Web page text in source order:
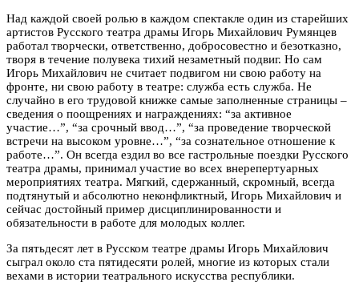
Над каждой своей ролью в каждом спектакле один из старейших
артистов Русского театра драмы Игорь Михайлович Румянцев
работал творчески, ответственно, добросовестно и безотказно,
творя в течение полувека тихий незаметный подвиг. Но сам
Игорь Михайлович не считает подвигом ни свою работу на
фронте, ни свою работу в театре: служба есть служба. Не
случайно в его трудовой книжке самые заполненные страницы –
сведения о поощрениях и награждениях: “за активное
участие…”, “за срочный ввод…”, “за проведение творческой
встречи на высоком уровне…”, “за сознательное отношение к
работе…”. Он всегда ездил во все гастрольные поездки Русского
театра драмы, принимал участие во всех внерепертуарных
мероприятиях театра. Мягкий, сдержанный, скромный, всегда
подтянутый и абсолютно неконфликтный, Игорь Михайлович и
сейчас достойный пример дисциплинированности и
обязательности в работе для молодых коллег.
За пятьдесят лет в Русском театре драмы Игорь Михайлович
сыграл около ста пятидесяти ролей, многие из которых стали
вехами в истории театрального искусства республики.